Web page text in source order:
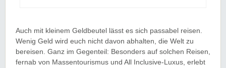
Auch mit kleinem Geldbeutel lässt es sich passabel reisen.
Wenig Geld wird euch nicht davon abhalten, die Welt zu
bereisen. Ganz im Gegenteil: Besonders auf solchen Reisen,
fernab von Massentourismus und All Inclusive-Luxus, erlebt